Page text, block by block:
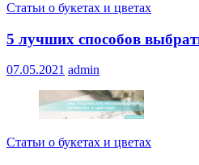
Статьи о букетах и цветах
5 лучших способов
07.05.2021 admin
Статьи о букетах и цветах